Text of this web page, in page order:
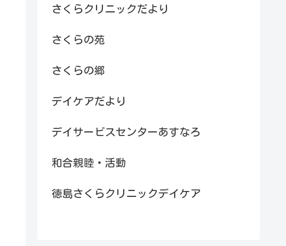
さくらクリニックだより
さくらの苑
さくらの郷
デイケアだより
デイサービスセンターあすなろ
和合親睦・活動
徳島さくらクリニックデイケア